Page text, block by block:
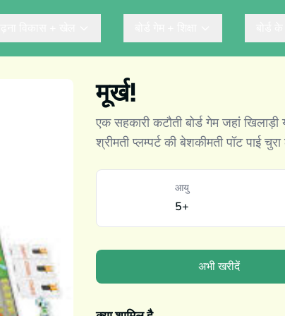
मूर्ख!
एक सहकारी कटौती बोर्ड गेम जहां
श्रीमती प्लम्पर्ट की बेशकीमती पॉट पाई चुरा
आयु
5+
अभी खरीदें